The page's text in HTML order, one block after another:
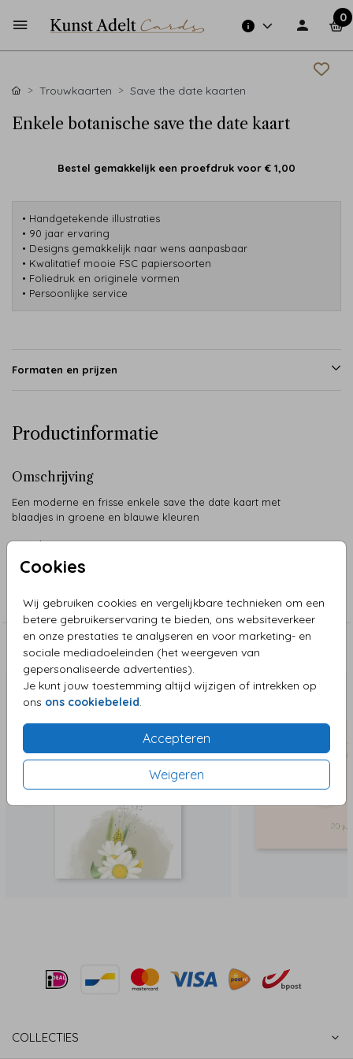
0
Cookies
Wij gebruiken cookies en vergelijkbare technieken om een
betere gebruikerservaring te bieden, ons websiteverkeer
en onze prestaties te analyseren en voor marketing- en
sociale mediadoeleinden (het weergeven van
gepersonaliseerde advertenties).
Je kunt jouw toestemming altijd wijzigen of intrekken op
ons ons cookiebeleid.
Accepteren
Weigeren
Trouwkaarten Save the date kaarten
Enkele botanische save the date kaart
Bestel gemakkelijk een proefdruk voor € 1,00
• Handgetekende illustraties
• 90 jaar ervaring
• Designs gemakkelijk naar wens aanpasbaar
• Kwalitatief mooie FSC papiersoorten
• Foliedruk en originele vormen
• Persoonlijke service
Formaten en prijzen
Productinformatie
Omschrijving
Een moderne en frisse enkele save the date kaart met
blaadjes in groene en blauwe kleuren
Mouchette Harms
Collectie
Save the date kaarten
Aanbevolen
COLLECTIES